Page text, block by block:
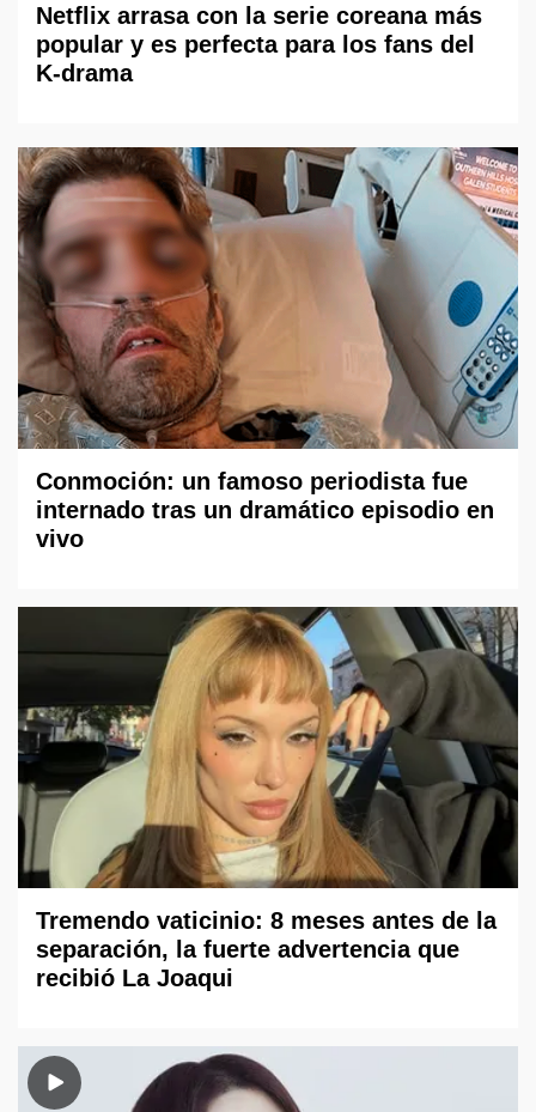
Netflix arrasa con la serie coreana más
popular y es perfecta para los fans del
K-drama
Conmoción: un famoso periodista fue
internado tras un dramático episodio en
vivo
Tremendo vaticinio: 8 meses antes de la
separación, la fuerte advertencia que
recibió La Joaqui